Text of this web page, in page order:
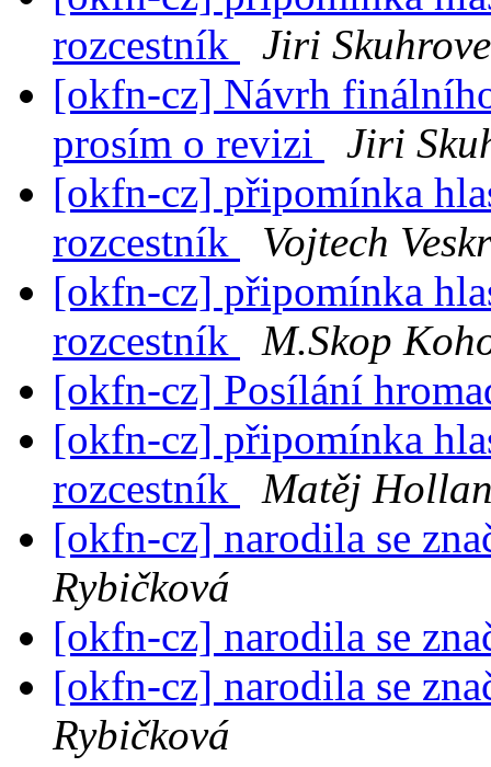
rozcestník
Jiri
[okfn-cz] Návrh
prosím o revizi
Jiri
[okfn-cz] připomínka
rozcestník
Vojtech
[okfn-cz] připomínka
rozcestník
M.Skop
[okfn-cz] Posílání
[okfn-cz] připomínka
rozcestník
Matěj
[okfn-cz] narodila se
Rybičková
[okfn-cz] narodila se
[okfn-cz] narodila se
Rybičková